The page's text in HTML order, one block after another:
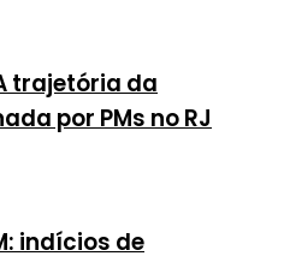
trajetória da
por PMs no RJ
indícios de